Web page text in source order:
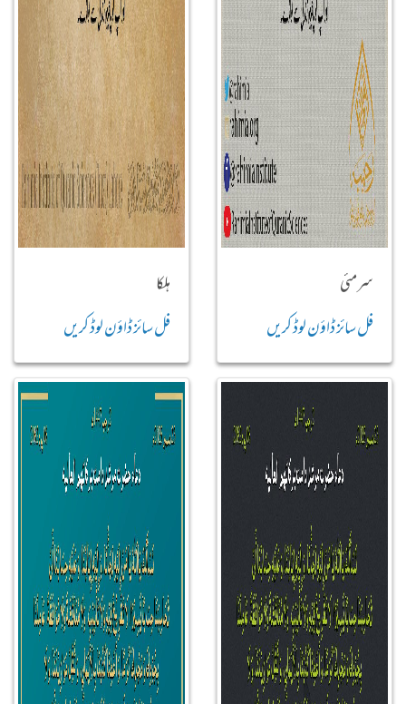
سرمئی
فل سائز ڈاؤن لوڈ کریں
ہلکا
فل سائز ڈاؤن لوڈ کریں